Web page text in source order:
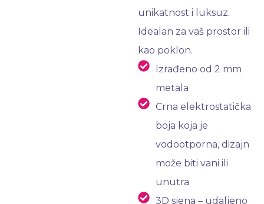
unikatnost i luksuz.
Idealan za vaš prostor ili
kao poklon.
Izrađeno od 2 mm
metala
Crna elektrostatička
boja koja je
vodootporna, dizajn
može biti vani ili
unutra
3D sjena – udaljeno